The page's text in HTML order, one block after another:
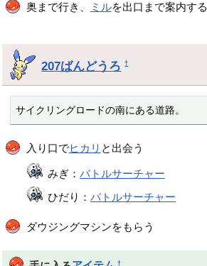
奥まで行き、 ミルを出口まで案内する
207ばんどうろ †
サイクリングロードの南にある道路。
入り口でヒカリ と出会う
みぎ：バトルサーチャー
ひだり：バトルサーチャー
ダウジングマシンをもらう
†